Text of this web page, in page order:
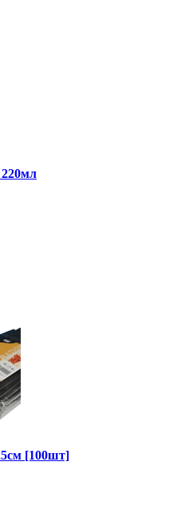
[100шт]